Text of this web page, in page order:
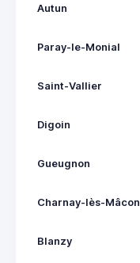
Autun
Paray-le-Monial
Saint-Vallier
Digoin
Gueugnon
Charnay-lès-Mâcon
Blanzy